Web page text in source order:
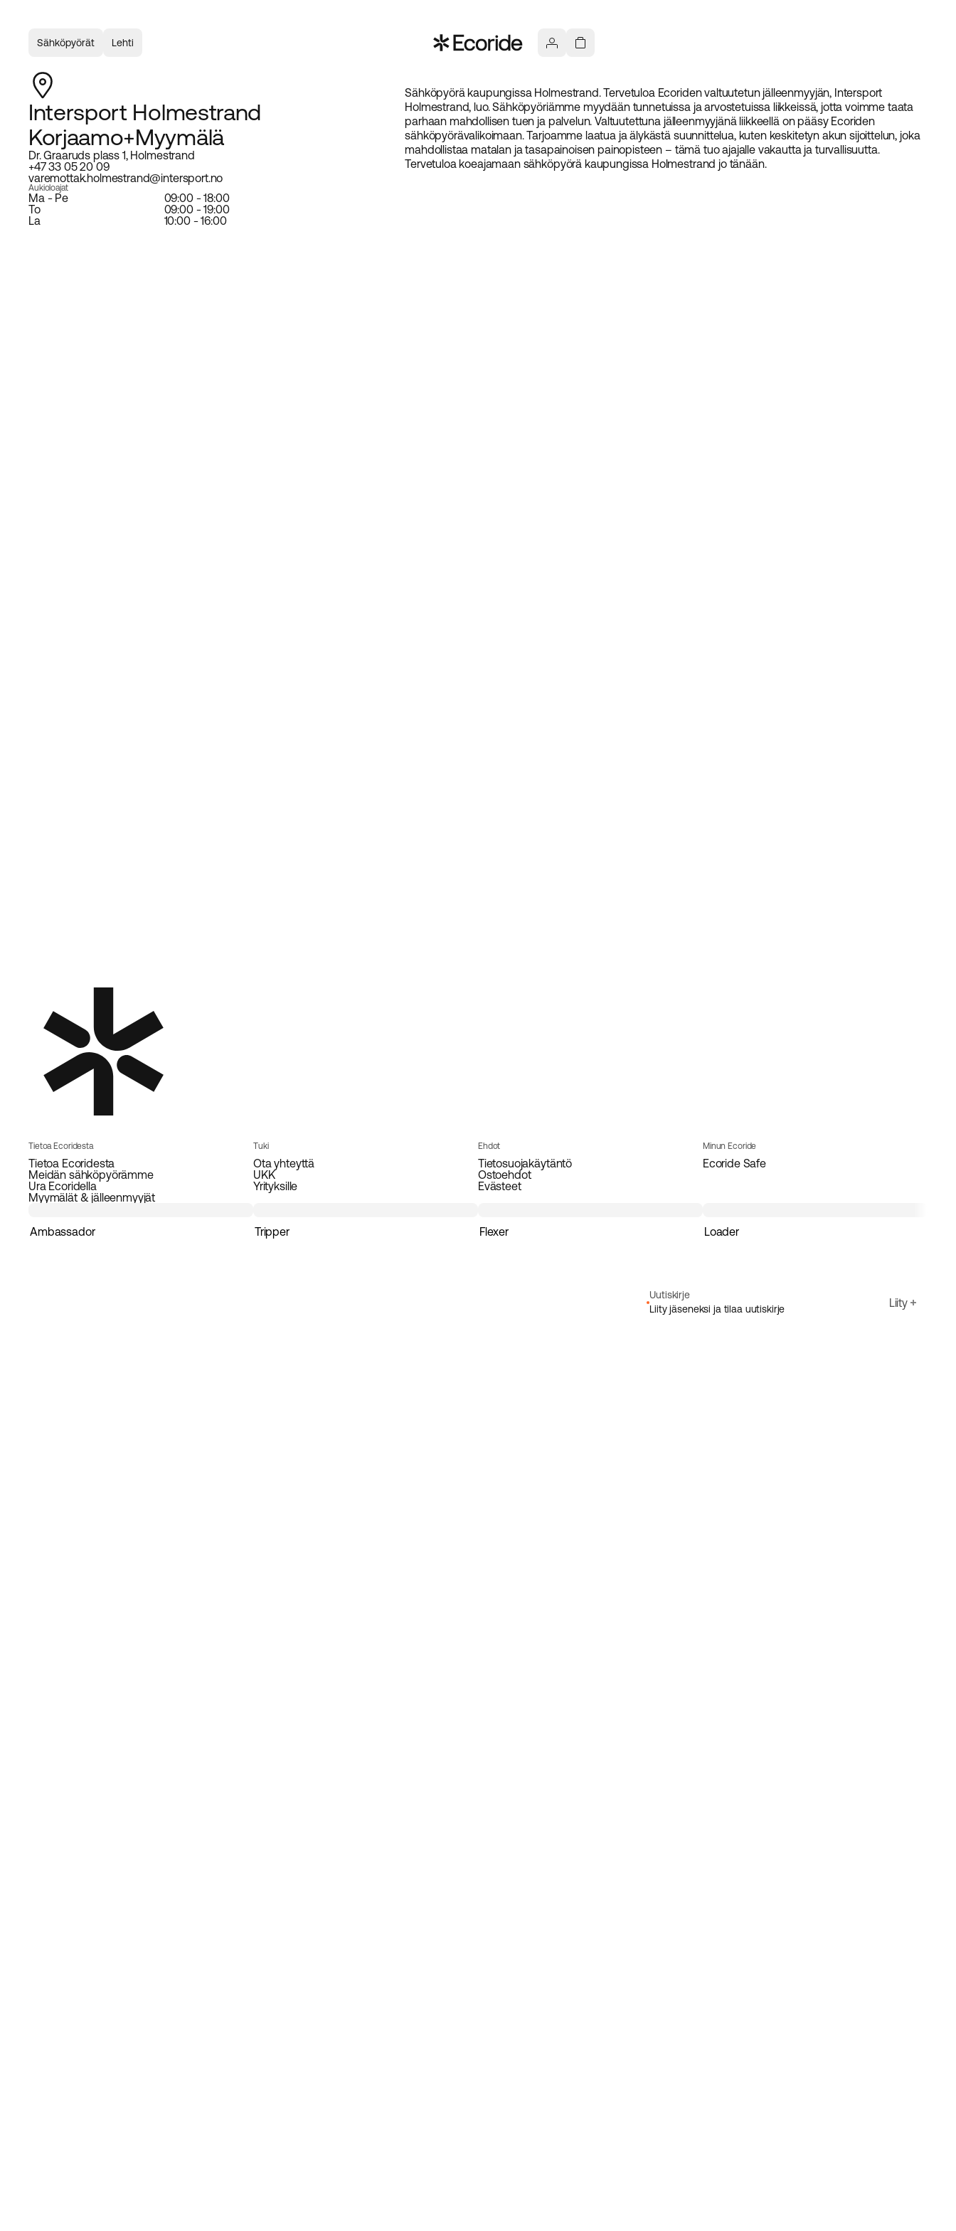
Sähköpyörät Lehti
Intersport Holmestrand
Korjaamo+Myymälä
Dr. Graaruds plass 1, Holmestrand
+47 33 05 20 09
varemottak.holmestrand@intersport.no
Aukioloajat
Ma - Pe
09:00 - 18:00
To
09:00 - 19:00
La
10:00 - 16:00
Sähköpyörä kaupungissa Holmestrand. Tervetuloa Ecoriden valtuutetun jälleenmyyjän, Intersport
Holmestrand, luo. Sähköpyöriämme myydään tunnetuissa ja arvostetuissa liikkeissä, jotta voimme taata
parhaan mahdollisen tuen ja palvelun. Valtuutettuna jälleenmyyjänä liikkeellä on pääsy Ecoriden
sähköpyörävalikoimaan. Tarjoamme laatua ja älykästä suunnittelua, kuten keskitetyn akun sijoittelun, joka
mahdollistaa matalan ja tasapainoisen painopisteen – tämä tuo ajajalle vakautta ja turvallisuutta.
Tervetuloa koeajamaan sähköpyörä kaupungissa Holmestrand jo tänään.
Tietoa Ecoridesta
Tietoa Ecoridesta
Meidän sähköpyörämme
Ura Ecoridella
Myymälät & jälleenmyyjät
Tuki
Ota yhteyttä
UKK
Yrityksille
Ehdot
Tietosuojakäytäntö
Ostoehdot
Evästeet
Minun Ecoride
Ecoride Safe
Ambassador Tripper Flexer Loader
Uutiskirje
Liity jäseneksi ja tilaa uutiskirje
Liity